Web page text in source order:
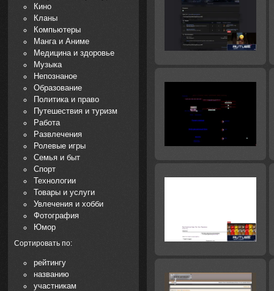
Кино
Кланы
Компьютеры
Манга и Аниме
Медицина и здоровье
Музыка
Непознаное
Образование
Политика и право
Путешествия и туризм
Работа
Развлечения
Ролевые игры
Семья и быт
Спорт
Технологии
Товары и услуги
Увлечения и хобби
Фотография
Юмор
Сортировать по:
рейтингу
названию
участникам